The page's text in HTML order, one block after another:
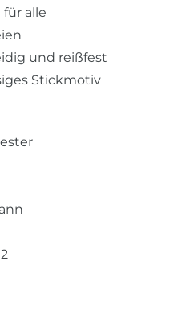
alle
und reißfest
Stickmotiv